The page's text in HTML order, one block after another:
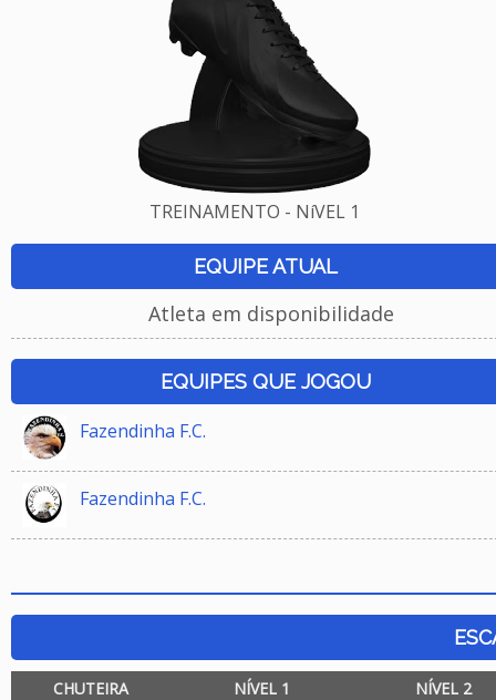
TREINAMENTO - NíVEL 1
EQUIPE ATUAL
Atleta em disponibilidade
EQUIPES QUE JOGOU
Fazendinha F.C.
Fazendinha F.C.
CHUTEIRA NÍVEL 1 NÍVEL 2